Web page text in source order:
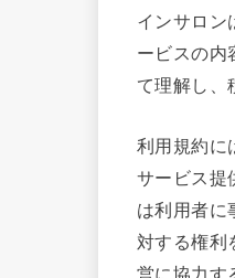
インサロン
ービスの内
て理解し、
利用規約に
サービス提
は利用者に
対する権利
営に協力す